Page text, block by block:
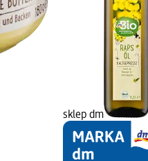
sklep dm